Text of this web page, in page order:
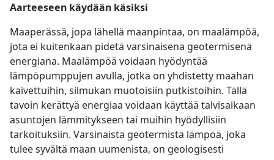
Aarteeseen käydään käsiksi
Maaperässä, jopa lähellä maanpintaa, on maalämpöä,
jota ei kuitenkaan pidetä varsinaisena geotermisenä
energiana. Maalämpöä voidaan hyödyntää
lämpöpumppujen avulla, jotka on yhdistetty maahan
kaivettuihin, silmukan muotoisiin putkistoihin. Tällä
tavoin kerättyä energiaa voidaan käyttää talvisaikaan
asuntojen lämmitykseen tai muihin hyödyllisiin
tarkoituksiin. Varsinaista geotermistä lämpöä, joka
tulee syvältä maan uumenista, on geologisesti